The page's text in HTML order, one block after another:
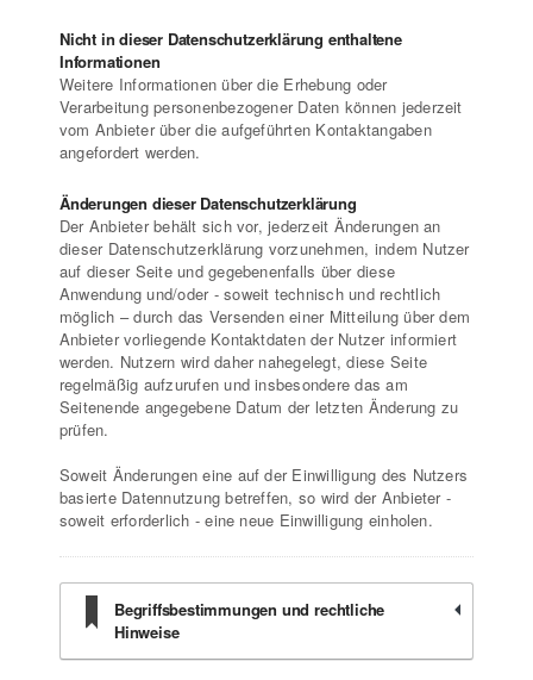
Nicht in dieser Datenschutzerklärung enthaltene
Informationen
Weitere Informationen über die Erhebung oder
Verarbeitung personenbezogener Daten können jederzeit
vom Anbieter über die aufgeführten Kontaktangaben
angefordert werden.
Änderungen dieser Datenschutzerklärung
Der Anbieter behält sich vor, jederzeit Änderungen an
dieser Datenschutzerklärung vorzunehmen, indem Nutzer
auf dieser Seite und gegebenenfalls über diese
Anwendung und/oder - soweit technisch und rechtlich
möglich – durch das Versenden einer Mitteilung über dem
Anbieter vorliegende Kontaktdaten der Nutzer informiert
werden. Nutzern wird daher nahegelegt, diese Seite
regelmäßig aufzurufen und insbesondere das am
Seitenende angegebene Datum der letzten Änderung zu
prüfen.
Soweit Änderungen eine auf der Einwilligung des Nutzers
basierte Datennutzung betreffen, so wird der Anbieter -
soweit erforderlich - eine neue Einwilligung einholen.
Begriffsbestimmungen und rechtliche
Hinweise